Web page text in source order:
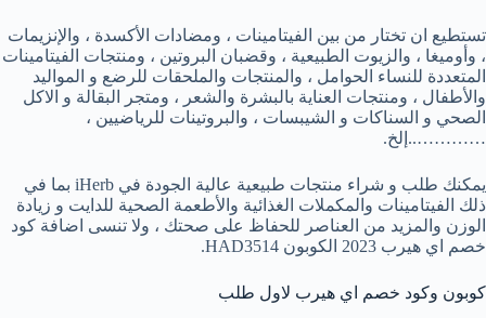
تستطيع ان تختار من بين الفيتامينات ، ومضادات الأكسدة ، والإنزيمات
، وأوميغا ، والزيوت الطبيعية ، وقضبان البروتين ، ومنتجات الفيتامينات
المتعددة للنساء الحوامل ، والمنتجات والملحقات للرضع و المواليد
والأطفال ، ومنتجات العناية بالبشرة والشعر ، ومتجر البقالة و الاكل
الصحي و السناكات و الشيبسات ، والبروتينات للرياضيين ،
…………..إلخ.
يمكنك طلب و شراء منتجات طبيعية عالية الجودة في iHerb بما في
ذلك الفيتامينات والمكملات الغذائية والأطعمة الصحية للدايت و زيادة
الوزن والمزيد من العناصر للحفاظ على صحتك ، ولا تنسى اضافة كود
خصم اي هيرب 2023 الكوبون HAD3514.
كوبون وكود خصم اي هيرب لاول طلب